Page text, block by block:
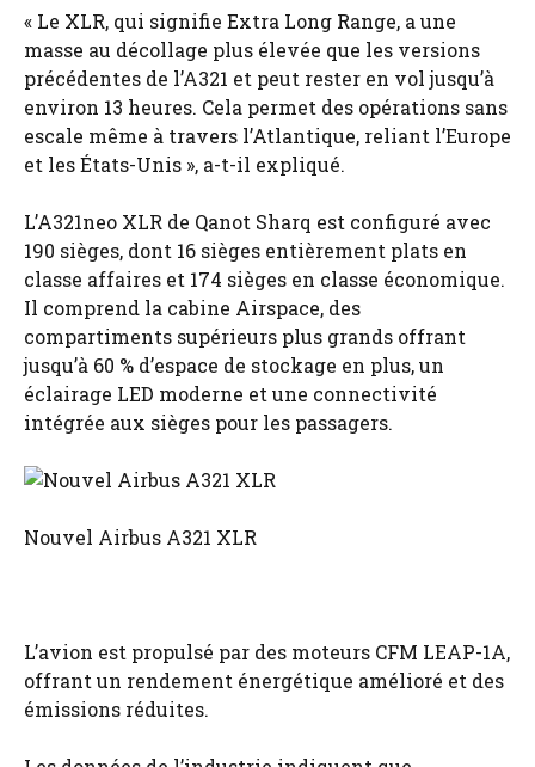
« Le XLR, qui signifie Extra Long Range, a une
masse au décollage plus élevée que les versions
précédentes de l’A321 et peut rester en vol jusqu’à
environ 13 heures. Cela permet des opérations sans
escale même à travers l’Atlantique, reliant l’Europe
et les États-Unis », a-t-il expliqué.
L’A321neo XLR de Qanot Sharq est configuré avec
190 sièges, dont 16 sièges entièrement plats en
classe affaires et 174 sièges en classe économique.
Il comprend la cabine Airspace, des
compartiments supérieurs plus grands offrant
jusqu’à 60 % d’espace de stockage en plus, un
éclairage LED moderne et une connectivité
intégrée aux sièges pour les passagers.
Nouvel Airbus A321 XLR
L’avion est propulsé par des moteurs CFM LEAP-1A,
offrant un rendement énergétique amélioré et des
émissions réduites.